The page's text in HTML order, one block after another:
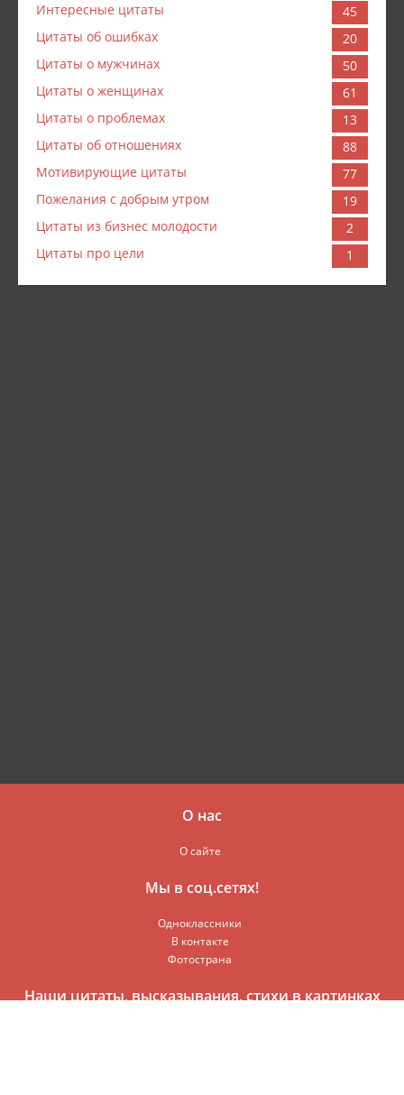
Интересные цитаты
45
Цитаты об ошибках
20
Цитаты о мужчинах
50
Цитаты о женщинах
61
Цитаты о проблемах
13
Цитаты об отношениях
88
Мотивирующие цитаты
77
Пожелания с добрым утром
19
Цитаты из бизнес молодости
2
Цитаты про цели
1
О нас
О сайте
Мы в соц.сетях!
Одноклассники
В контакте
Фотострана
Наши цитаты, высказывания, стихи в картинках